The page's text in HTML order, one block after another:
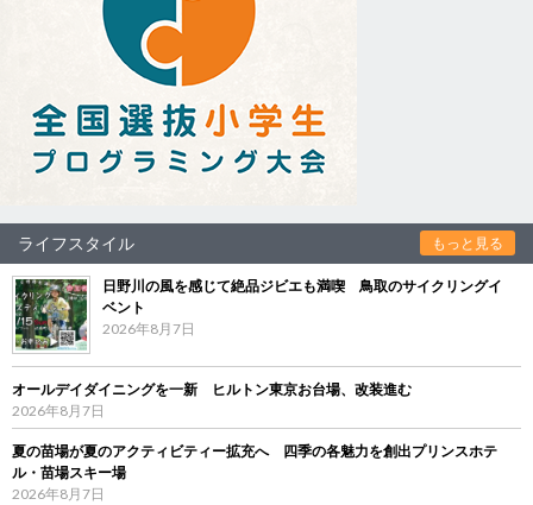
ライフスタイル もっと見る
日野川の風を感じて絶品ジビエも満喫 鳥取のサイクリングイ
ベント
2026年8月7日
オールデイダイニングを一新 ヒルトン東京お台場、改装進む
2026年8月7日
夏の苗場が夏のアクティビティー拡充へ 四季の各魅力を創出プリンスホテ
ル・苗場スキー場
2026年8月7日